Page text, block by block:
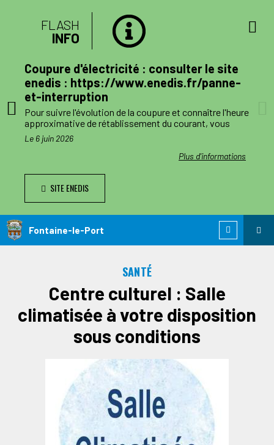
le
est
FLASH
INFO
Coupure d'électricité : consulter le site
enedis : https://www.enedis.fr/panne-
et-interruption
Plus d'informations
Pour suivre l'évolution de la coupure et connaître l'heure
approximative de rétablissement du courant, vous
pouvez consulter le site enedis.fr/panne-et-
interruption ou télécharger l'application Enedis à mes
côtés. Toutefois l'alimentation pourra être rétablie à
Le jour des travaux, si vous avez besoin d’information
complémentaire, vous pourrez nous joindre au numéro
Le 6 juin 2026
SITE ENEDIS
Fontaine-le-Port
SANTÉ
Centre culturel : Salle
climatisée à votre disposition
sous conditions